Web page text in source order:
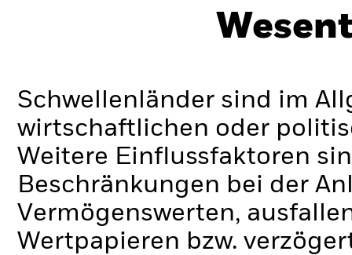
Schwellenländer sind im
wirtschaftlichen oder
Weitere Einflussfaktoren
Beschränkungen bei der
Vermögenswerten,
Wertpapieren bzw.